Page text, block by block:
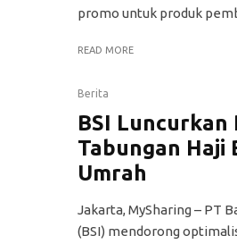
promo untuk produk
READ MORE
Berita
BSI Luncurkan
Tabungan Haji
Umrah
Jakarta, MySharing – PT
(BSI) mendorong